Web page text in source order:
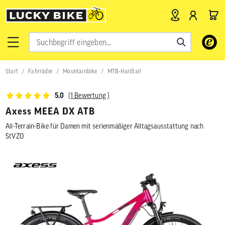
Verwende
Pfeile
nach
Ergebnis
gelangen.
Start Fahrräder Mountainbike MTB-Hardtail
5.0 (1 Bewertung )
Axess MEEA DX ATB
All-Terrain-Bike für Damen mit serienmäßiger Alltagsausstattung nach
StVZO